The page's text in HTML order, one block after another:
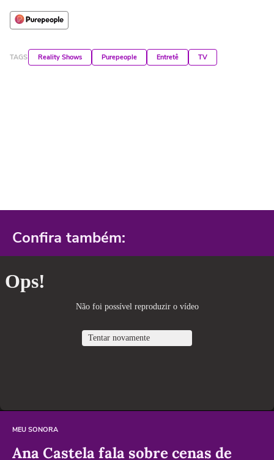
TAGS Reality Shows Purepeople Entretê TV
Confira também:
MEU SONORA
Ana Castela fala sobre cenas de